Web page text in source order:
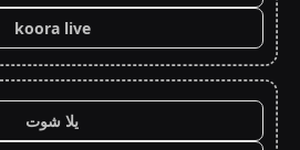
koora live
يلا شوت